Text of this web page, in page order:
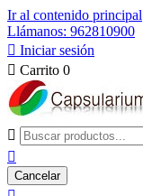
Ir al contenido principal
Llámanos: 962810900
 Iniciar sesión
 Carrito 0


Cancelar